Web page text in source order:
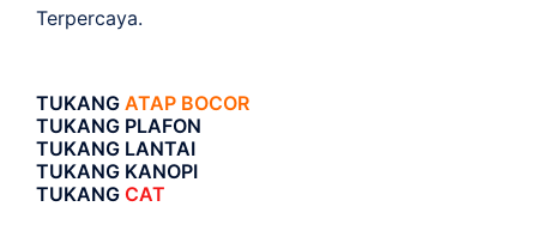
Terpercaya.
TUKANG ATAP BOCOR
TUKANG PLAFON
TUKANG LANTAI
TUKANG KANOPI
TUKANG CAT